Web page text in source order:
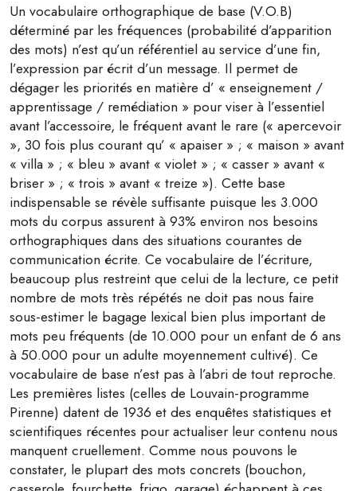
Un vocabulaire orthographique de base (V.O.B)
déterminé par les fréquences (probabilité d’apparition
des mots) n’est qu’un référentiel au service d’une fin,
l’expression par écrit d’un message. Il permet de
dégager les priorités en matière d’ « enseignement /
apprentissage / remédiation » pour viser à l’essentiel
avant l’accessoire, le fréquent avant le rare (« apercevoir
», 30 fois plus courant qu’ « apaiser » ; « maison » avant
« villa » ; « bleu » avant « violet » ; « casser » avant «
briser » ; « trois » avant « treize »). Cette base
indispensable se révèle suffisante puisque les 3.000
mots du corpus assurent à 93% environ nos besoins
orthographiques dans des situations courantes de
communication écrite. Ce vocabulaire de l’écriture,
beaucoup plus restreint que celui de la lecture, ce petit
nombre de mots très répétés ne doit pas nous faire
sous-estimer le bagage lexical bien plus important de
mots peu fréquents (de 10.000 pour un enfant de 6 ans
à 50.000 pour un adulte moyennement cultivé). Ce
vocabulaire de base n’est pas à l’abri de tout reproche.
Les premières listes (celles de Louvain-programme
Pirenne) datent de 1936 et des enquêtes statistiques et
scientifiques récentes pour actualiser leur contenu nous
manquent cruellement. Comme nous pouvons le
constater, le plupart des mots concrets (bouchon,